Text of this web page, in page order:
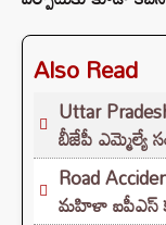
Also Read
Uttar
బీజేపీ ఎమ్మెల్యే
Road
మహిళా ఐపీఎస్